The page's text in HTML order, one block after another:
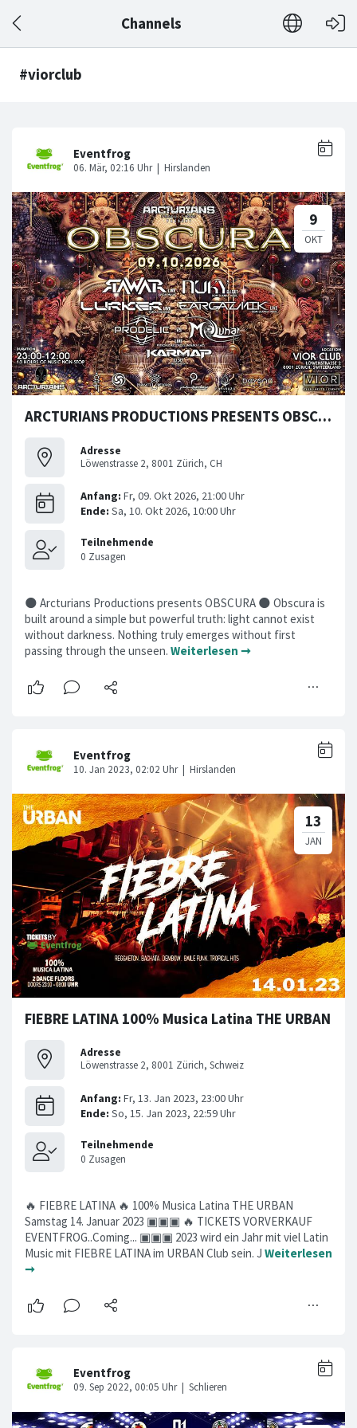
Channels
#viorclub
ARCTURIANS PRODUCTIONS PRESENTS OBSCURA
Adresse
Löwenstrasse 2, 8001 Zürich, CH
🌑 Arcturians Productions presents OBSCURA 🌑 Obscura is
built around a simple but powerful truth: light cannot exist
without darkness. Nothing truly emerges without first
passing through the unseen. Weiterlesen ➞
FIEBRE LATINA 100% Musica Latina THE URBAN
Adresse
Löwenstrasse 2, 8001 Zürich, Schweiz
🔥 FIEBRE LATINA 🔥 100% Musica Latina THE URBAN
Samstag 14. Januar 2023 ▣▣▣ 🔥 TICKETS VORVERKAUF
EVENTFROG..Coming... ▣▣▣ 2023 wird ein Jahr mit viel Latin
Music mit FIEBRE LATINA im URBAN Club sein. J Weiterlesen
➞